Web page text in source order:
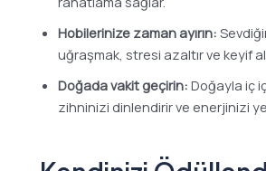
Hobilerinize zaman ayırın:
uğraşmak, stresi azaltır ve keyif
Doğada vakit geçirin: Doğayla iç
zihninizi dinlendirir ve enerjinizi